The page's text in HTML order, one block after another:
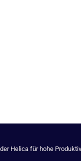
Helica für hohe